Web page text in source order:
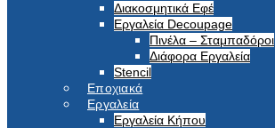
Διακοσμητικά Εφέ
Εργαλεία Decoupage
Πινέλα – Σταμπαδόροι
Διάφορα Εργαλεία
Stencil
Εποχιακά
Εργαλεία
Εργαλεία Κήπου